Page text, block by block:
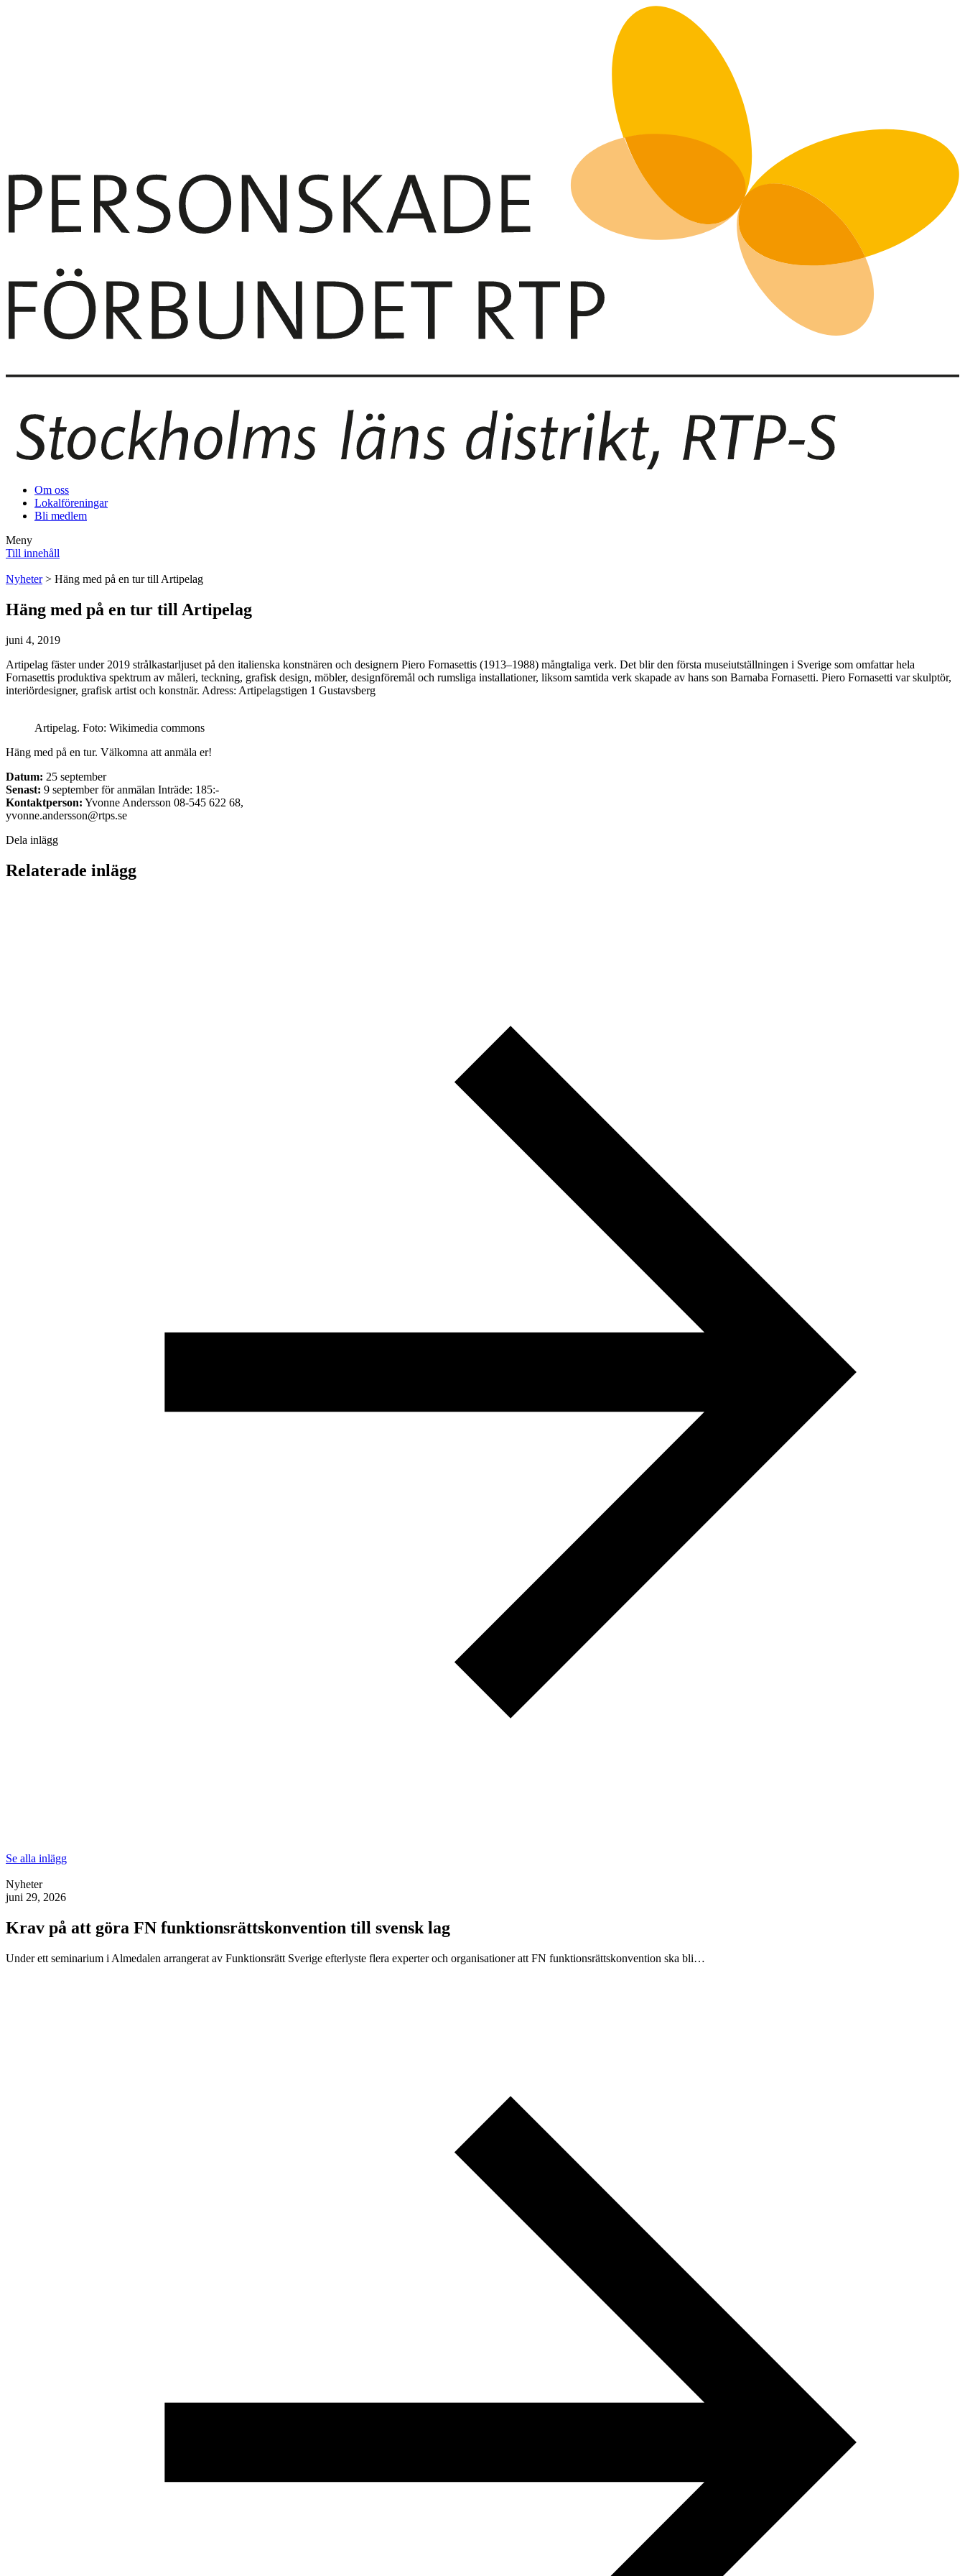
Om oss
Lokalföreningar
Bli medlem
Meny
Till innehåll
Nyheter> Häng med på en tur till Artipelag
Häng med på en tur till Artipelag
juni 4, 2019
Artipelag fäster under 2019 strålkastarljuset på den italienska konstnären och designern Piero Fornasettis (1913–1988) mångtaliga verk. Det blir den första museiutställningen i Sverige som omfattar hela
Fornasettis produktiva spektrum av måleri, teckning, grafisk design, möbler, designföremål och rumsliga installationer, liksom samtida verk skapade av hans son Barnaba Fornasetti. Piero Fornasetti var skulptör,
interiördesigner, grafisk artist och konstnär. Adress: Artipelagstigen 1 Gustavsberg
Artipelag. Foto: Wikimedia commons
Häng med på en tur. Välkomna att anmäla er!
Datum: 25 september
Senast: 9 september för anmälan Inträde: 185:-
Kontaktperson: Yvonne Andersson 08-545 622 68,
yvonne.andersson@rtps.se
Dela inlägg
Relaterade inlägg
Se alla inlägg
Nyheter
juni 29, 2026
Krav på att göra FN funktionsrättskonvention till svensk lag
Under ett seminarium i Almedalen arrangerat av Funktionsrätt Sverige efterlyste flera experter och organisationer att FN funktionsrättskonvention ska bli…